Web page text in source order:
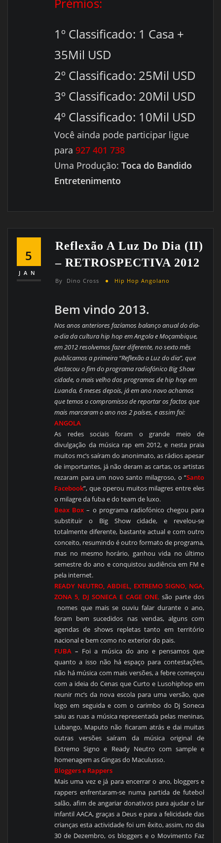
1º Classificado: 1 Casa +
35Mil USD
2º Classificado: 25Mil USD
3º Classificado: 20Mil USD
4º Classificado: 10Mil USD
Você ainda pode participar ligue
para927 401 738
Uma Produção:Toca do Bandido
Entretenimento
5
JAN
Reflexão A Luz Do Dia (II)
– RETROSPECTIVA 2012
By Dino Cross Hip Hop Angolano
Bem vindo 2013.
Nos anos anteriores fazíamos balanço anual do dia-
a-dia da cultura hip hop em Angola e Moçambique,
em 2012 resolvemos fazer diferente, no sexto mês
publicamos a primeira “Reflexão a Luz do dia”, que
destacou o fim do programa radiofónico Big Show
cidade, o mais velho dos programas de hip hop em
Luanda, 6 meses depois, já em ano novo achamos
que temos o compromisso de reportar os factos que
mais marcaram o ano nos 2 países, e assim foi:
ANGOLA
As redes sociais foram o grande meio de
divulgação da música rap em 2012, e nesta praia
muitos mc’s saíram do anonimato, as rádios apesar
de importantes, já não deram as cartas, os artistas
rezaram para um novo santo milagroso, o “Santo
Facebook”, que operou muitos milagres entre eles
o milagre da fuba e do team de luxo.
Beax Box – o programa radiofónico chegou para
substituir o Big Show cidade, e revelou-se
totalmente diferente, bastante actual e com outro
conceito, resumindo é outro formato de programa,
mas no mesmo horário, ganhou vida no último
semestre do ano e conquistou audiência em FM e
pela internet.
READY NEUTRO, ABDIEL, EXTREMO SIGNO, NGA,
ZONA 5, DJ SONECA E CAGE ONE, são parte dos
nomes que mais se ouviu falar durante o ano,
foram bem sucedidos nas vendas, alguns com
agendas de shows repletas tanto em território
nacional e bem como no exterior do pais.
FUBA – Foi a música do ano e pensamos que
quanto a isso não há espaço para contestações,
não há música com mais versões, a febre começou
com a ideia do Cenas que Curto e Lusohiphop em
reunir mc’s da nova escola para uma versão, que
logo em seguida e com o carimbo do Dj Soneca
saiu as ruas a música representada pelas meninas,
Lubango, Maputo não ficaram atrás e dai muitas
outras versões saíram da música original de
Extremo Signo e Ready Neutro com sample e
homenagem as Gingas do Maculusso.
Bloggers e Rappers
Mais uma vez e já para encerrar o ano, bloggers e
rappers enfrentaram-se numa partida de futebol
salão, afim de angariar donativos para ajudar o lar
infantil AACA, graças a Deus e para a felicidade das
crianças esta actividade foi um êxito, assim, no dia
30 de Dezembro, os bloggers e o Movimento Faz